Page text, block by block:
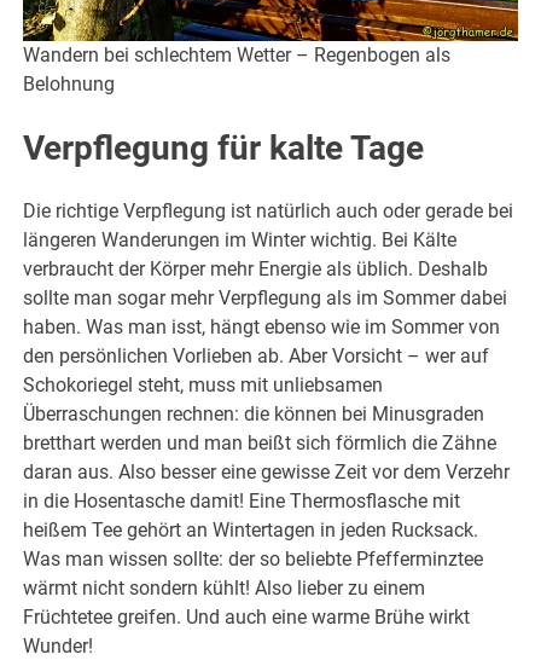
Wandern bei schlechtem Wetter – Regenbogen als
Belohnung
Verpflegung für kalte Tage
Die richtige Verpflegung ist natürlich auch oder gerade bei
längeren Wanderungen im Winter wichtig. Bei Kälte
verbraucht der Körper mehr Energie als üblich. Deshalb
sollte man sogar mehr Verpflegung als im Sommer dabei
haben. Was man isst, hängt ebenso wie im Sommer von
den persönlichen Vorlieben ab. Aber Vorsicht – wer auf
Schokoriegel steht, muss mit unliebsamen
Überraschungen rechnen: die können bei Minusgraden
bretthart werden und man beißt sich förmlich die Zähne
daran aus. Also besser eine gewisse Zeit vor dem Verzehr
in die Hosentasche damit! Eine Thermosflasche mit
heißem Tee gehört an Wintertagen in jeden Rucksack.
Was man wissen sollte: der so beliebte Pfefferminztee
wärmt nicht sondern kühlt! Also lieber zu einem
Früchtetee greifen. Und auch eine warme Brühe wirkt
Wunder!